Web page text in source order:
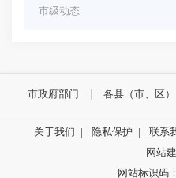
市级动态
市政府部门 各县（市、区）
关于我们 | 隐私保护 | 联系
网站
网站标识码